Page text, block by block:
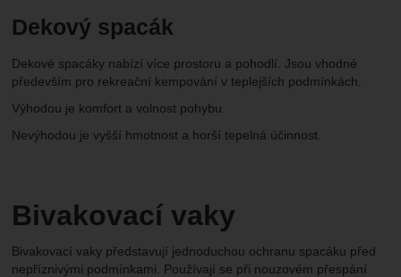
Dekový spacák
Dekové spacáky nabízí více prostoru a pohodlí. Jsou vhodné
především pro rekreační kempování v teplejších podmínkách.
Výhodou je komfort a volnost pohybu.
Nevýhodou je vyšší hmotnost a horší tepelná účinnost.
Bivakovací vaky
Bivakovací vaky představují jednoduchou ochranu spacáku před
nepříznivými podmínkami. Používají se při nouzovém přespání